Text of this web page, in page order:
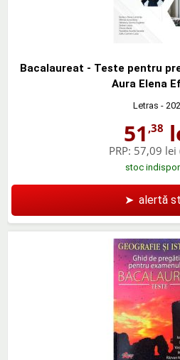
Bacalaureat - Teste pentru
Aura Elena
Letras -
51 ,38
PRP: 57,09 lei
stoc
➤ alertă